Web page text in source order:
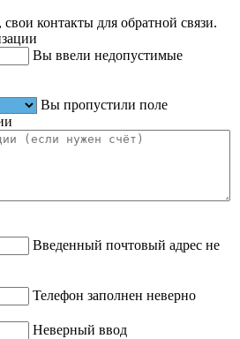
контакты для обратной связи.
Вы ввели недопустимые
Вы пропустили поле
Введенный почтовый адрес не
Телефон заполнен неверно
Неверный ввод